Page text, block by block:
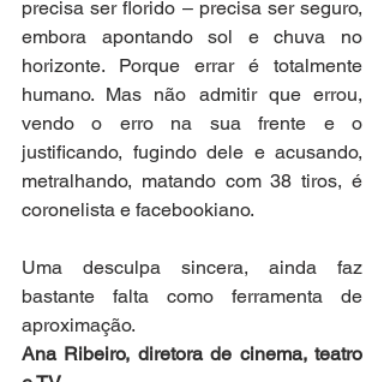
precisa ser florido – precisa ser seguro,
embora apontando sol e chuva no
horizonte. Porque errar é totalmente
humano. Mas não admitir que errou,
vendo o erro na sua frente e o
justificando, fugindo dele e acusando,
metralhando, matando com 38 tiros, é
coronelista e facebookiano.
Uma desculpa sincera, ainda faz
bastante falta como ferramenta de
aproximação.
Ana Ribeiro, diretora de cinema, teatro